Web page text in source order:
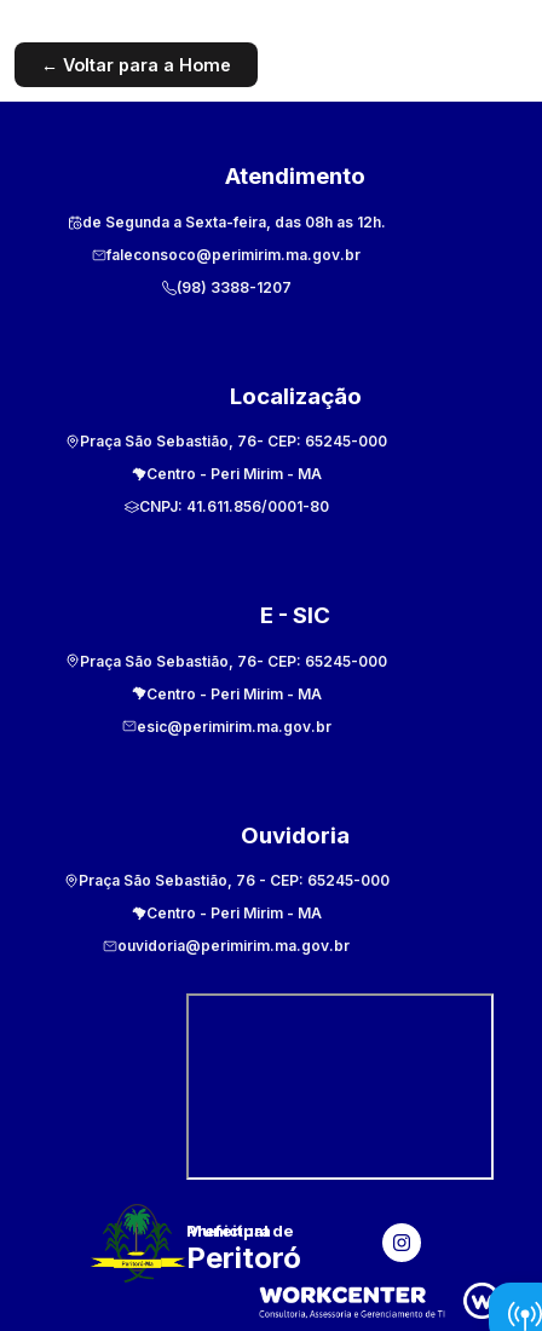
← Voltar para a Home
Atendimento
de Segunda a Sexta-feira, das 08h as 12h.
faleconsoco@perimirim.ma.gov.br
(98) 3388-1207
Localização
Praça São Sebastião, 76- CEP: 65245-000
Centro - Peri Mirim- MA
CNPJ: 41.611.856/0001-80
E - SIC
Praça São Sebastião, 76- CEP: 65245-000
Centro - Peri Mirim- MA
esic@perimirim.ma.gov.br
Ouvidoria
Praça São Sebastião, 76- CEP: 65245-000
Centro - Peri Mirim- MA
ouvidoria@perimirim.ma.gov.br
Prefeitura Municipalde
Peritoró